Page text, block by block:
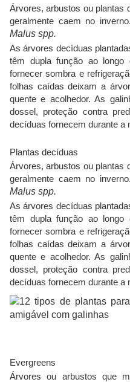
Árvores, arbustos ou plantas
geralmente caem no
Malus spp.
As árvores decíduas
têm dupla função ao
fornecer sombra e
folhas caídas deixam a
quente e acolhedor. As
dossel, proteção contra
decíduas fornecem durante a
Plantas decíduas
Árvores, arbustos ou plantas
geralmente caem no
Malus spp.
As árvores decíduas
têm dupla função ao
fornecer sombra e
folhas caídas deixam a
quente e acolhedor. As
dossel, proteção contra
decíduas fornecem durante a
Evergreens
Árvores ou arbustos que